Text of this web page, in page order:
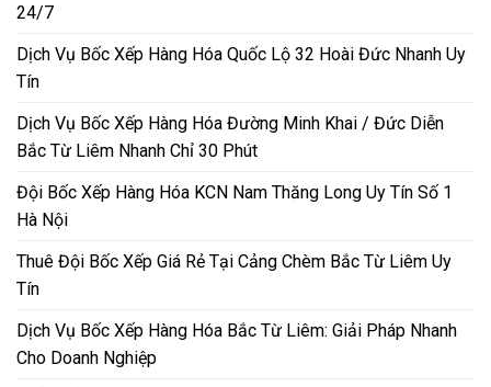
24/7
Dịch Vụ Bốc Xếp Hàng Hóa Quốc Lộ 32 Hoài Đức Nhanh Uy
Tín
Dịch Vụ Bốc Xếp Hàng Hóa Đường Minh Khai / Đức Diễn
Bắc Từ Liêm Nhanh Chỉ 30 Phút
Đội Bốc Xếp Hàng Hóa KCN Nam Thăng Long Uy Tín Số 1
Hà Nội
Thuê Đội Bốc Xếp Giá Rẻ Tại Cảng Chèm Bắc Từ Liêm Uy
Tín
Dịch Vụ Bốc Xếp Hàng Hóa Bắc Từ Liêm: Giải Pháp Nhanh
Cho Doanh Nghiệp